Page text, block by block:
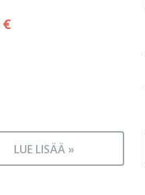
€
LUE LISÄÄ »